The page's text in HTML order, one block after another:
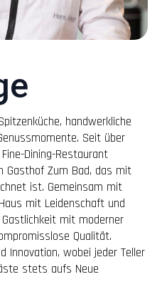
handwerkliche
Seit über
Dining-Restaurant
Gasthof Zum Bad, das mit
ist. Gemeinsam mit
mit Leidenschaft und
mit moderner
Qualität.
Innovation, wobei jeder Teller
stets aufs Neue